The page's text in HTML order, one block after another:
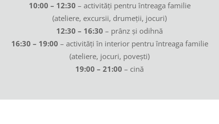
10:00 – 12:30 – activități pentru întreaga familie
(ateliere, excursii, drumeții, jocuri)
12:30 – 16:30 – prânz și odihnă
16:30 – 19:00 – activități în interior pentru întreaga familie
(ateliere, jocuri, povești)
19:00 – 21:00 – cină